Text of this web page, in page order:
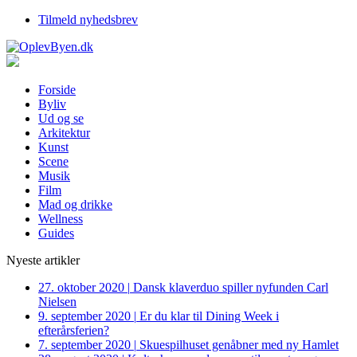
Tilmeld nyhedsbrev
Forside
Byliv
Ud og se
Arkitektur
Kunst
Scene
Musik
Film
Mad og drikke
Wellness
Guides
Nyeste artikler
27. oktober 2020 | Dansk klaverduo spiller nyfunden Carl
Nielsen
9. september 2020 | Er du klar til Dining Week i
efterårsferien?
7. september 2020 | Skuespilhuset genåbner med ny Hamlet